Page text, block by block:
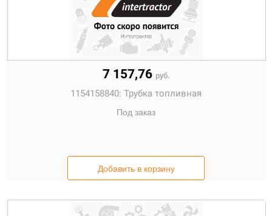
7 157,76 руб.
1154158840: Трубка топливная
Под заказ
Добавить в корзину